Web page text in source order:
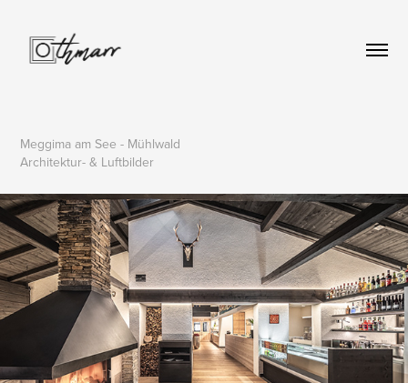
Meggima am See - Mühlwald
Architektur- & Luftbilder